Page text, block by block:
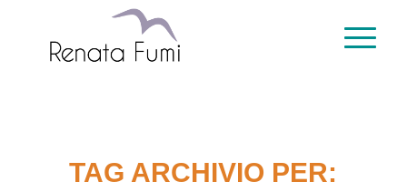
TAG ARCHIVIO PER: